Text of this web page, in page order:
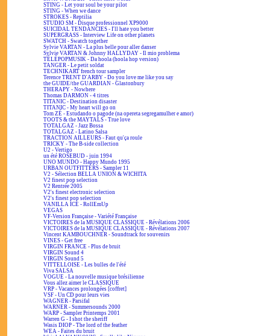
STING - Let your soul be your pilot
STING - When we dance
STROKES - Reptilia
STUDIO SM - Disque professionnel XP9000
SUICIDAL TENDANCIES - I'll hate you better
SUPERGRASS - Interview Life on other planets
SWATCH - Swatch together
Sylvie VARTAN - La plus belle pour aller danser
Sylvie VARTAN & Johnny HALLYDAY - Il mio problema
TÉLÉPOPMUSIK - Da hoola (hoola hop version)
TANGER - Le petit soldat
TECHNIKART french tour sampler
Terence TRENT D'ARBY - Do you love me like you say
the GUIDE/the GUARDIAN - Glastonbury
THERAPY - Nowhere
Thomas DARMON - 4 titres
TITANIC - Destination disaster
TITANIC - My heart will go on
Tom ZÉ - Estudando o pagode (na opereta segregamulher e amor)
TOOTS & the MAYTALS - True love
TOTALGAZ - Jazz Bossa
TOTALGAZ - Latino Salsa
TRACTION AILLEURS - Faut qu'ça roule
TRICKY - The B-side collection
U2 - Vertigo
un été ROSEBUD - juin 1994
UNO MUNDO - Happy Mundo 1995
URBAN OUTFITTERS - Sampler 11
V2 - Sélection BELLA UNION & WICHITA
V2 finest pop selection
V2 Rentrée 2005
V2's finest electronic selection
V2's finest pop selection
VANILLA ICE - RollEmUp
VEGAS
VF-Version Française - Variété Française
VICTOIRES de la MUSIQUE CLASSIQUE - Révélations 2006
VICTOIRES de la MUSIQUE CLASSIQUE - Révélations 2007
Vincent KAMBOUCHNER - Soundtrack for souvenirs
VINES - Get free
VIRGIN FRANCE - Plus de bruit
VIRGIN Sound 4
VIRGIN Sound 5
VITTELLOISE - Les bulles de l'été
Viva SALSA
VOGUE - La nouvelle musique brésilienne
Vous allez aimer le CLASSIQUE
VRP - Vacances prolongées [coffret]
VSF - Un CD pour leurs vies
WAGNER - Parsifal
WARNER - Summersounds 2000
WARP - Sampler Printemps 2001
Warren G - I shot the sheriff
Wasis DIOP - The lord of the feather
WEA - Faites du bruit